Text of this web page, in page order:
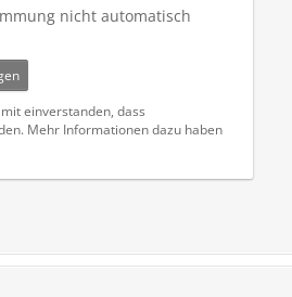
nicht automatisch
einverstanden, dass
Mehr Informationen dazu haben